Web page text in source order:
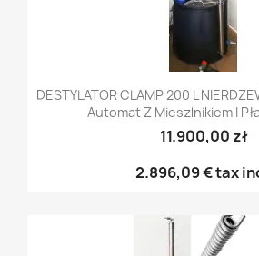
DESTYLATOR CLAMP 200 L
Automat Z Mieszlnikiem I
11.900,00 zł
2.896,09 €tax